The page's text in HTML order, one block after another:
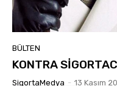
BÜLTEN
KONTRA
SigortaMedya - 13 Kasım